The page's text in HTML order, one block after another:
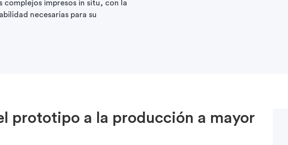
impresos in situ, con la
necesarias para su
prototipo a la producción a mayor